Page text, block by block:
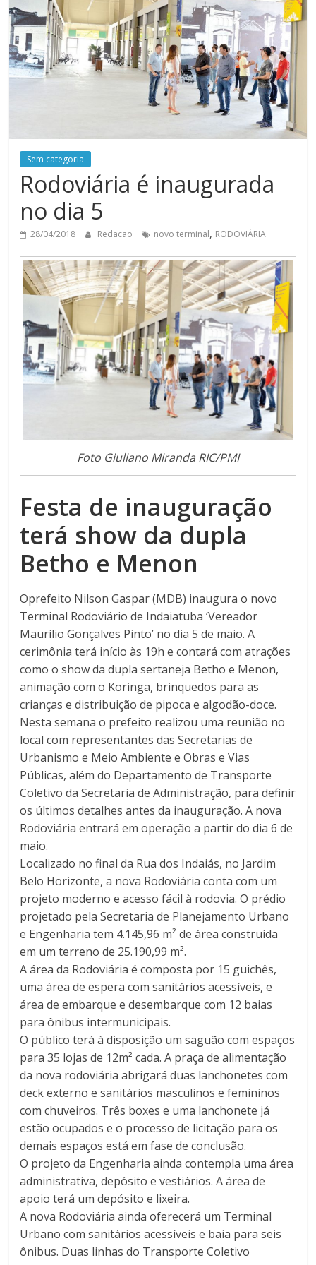
Sem categoria
Rodoviária é inaugurada
no dia 5
28/04/2018 Redacao novo terminal, RODOVIÁRIA
Foto Giuliano Miranda RIC/PMI
Festa de inauguração
terá show da dupla
Betho e Menon
Oprefeito Nilson Gaspar (MDB) inaugura o novo
Terminal Rodoviário de Indaiatuba ‘Vereador
Maurílio Gonçalves Pinto’ no dia 5 de maio. A
cerimônia terá início às 19h e contará com atrações
como o show da dupla sertaneja Betho e Menon,
animação com o Koringa, brinquedos para as
crianças e distribuição de pipoca e algodão-doce.
Nesta semana o prefeito realizou uma reunião no
local com representantes das Secretarias de
Urbanismo e Meio Ambiente e Obras e Vias
Públicas, além do Departamento de Transporte
Coletivo da Secretaria de Administração, para definir
os últimos detalhes antes da inauguração. A nova
Rodoviária entrará em operação a partir do dia 6 de
maio.
Localizado no final da Rua dos Indaiás, no Jardim
Belo Horizonte, a nova Rodoviária conta com um
projeto moderno e acesso fácil à rodovia. O prédio
projetado pela Secretaria de Planejamento Urbano
e Engenharia tem 4.145,96 m² de área construída
em um terreno de 25.190,99 m².
A área da Rodoviária é composta por 15 guichês,
uma área de espera com sanitários acessíveis, e
área de embarque e desembarque com 12 baias
para ônibus intermunicipais.
O público terá à disposição um saguão com espaços
para 35 lojas de 12m² cada. A praça de alimentação
da nova rodoviária abrigará duas lanchonetes com
deck externo e sanitários masculinos e femininos
com chuveiros. Três boxes e uma lanchonete já
estão ocupados e o processo de licitação para os
demais espaços está em fase de conclusão.
O projeto da Engenharia ainda contempla uma área
administrativa, depósito e vestiários. A área de
apoio terá um depósito e lixeira.
A nova Rodoviária ainda oferecerá um Terminal
Urbano com sanitários acessíveis e baia para seis
ônibus. Duas linhas do Transporte Coletivo